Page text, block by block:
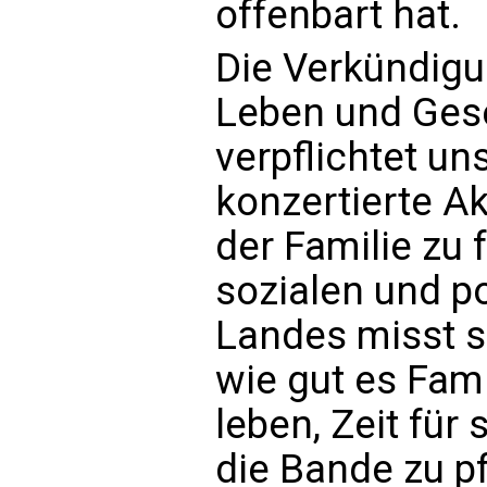
offenbart hat.
Die
Leben und
verpflichtet
konzertierte
der Familie zu
sozialen und
Landes misst
wie gut es
leben, Zeit für
die Bande zu